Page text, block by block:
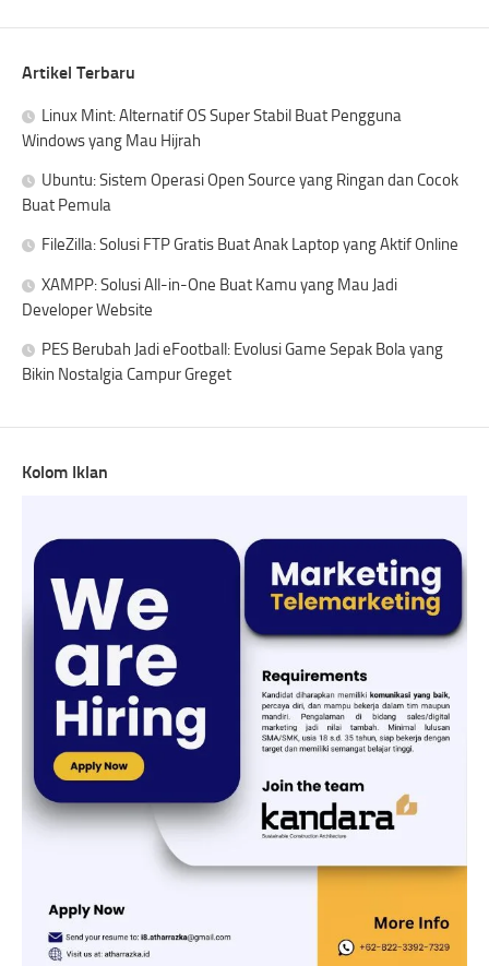
Artikel Terbaru
Linux Mint: Alternatif OS Super Stabil Buat Pengguna
Windows yang Mau Hijrah
Ubuntu: Sistem Operasi Open Source yang Ringan dan Cocok
Buat Pemula
FileZilla: Solusi FTP Gratis Buat Anak Laptop yang Aktif Online
XAMPP: Solusi All-in-One Buat Kamu yang Mau Jadi
Developer Website
PES Berubah Jadi eFootball: Evolusi Game Sepak Bola yang
Bikin Nostalgia Campur Greget
Kolom Iklan